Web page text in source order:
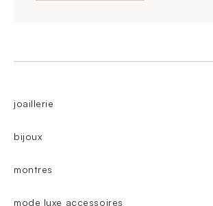
joaillerie
bijoux
montres
mode luxe accessoires